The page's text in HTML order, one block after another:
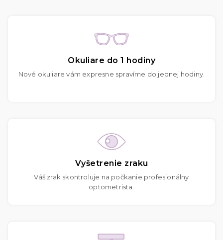
Okuliare do 1 hodiny
Nové okuliare vám expresne spravíme do jednej hodiny.
Vyšetrenie zraku
Váš zrak skontroluje na počkanie profesionálny
optometrista.